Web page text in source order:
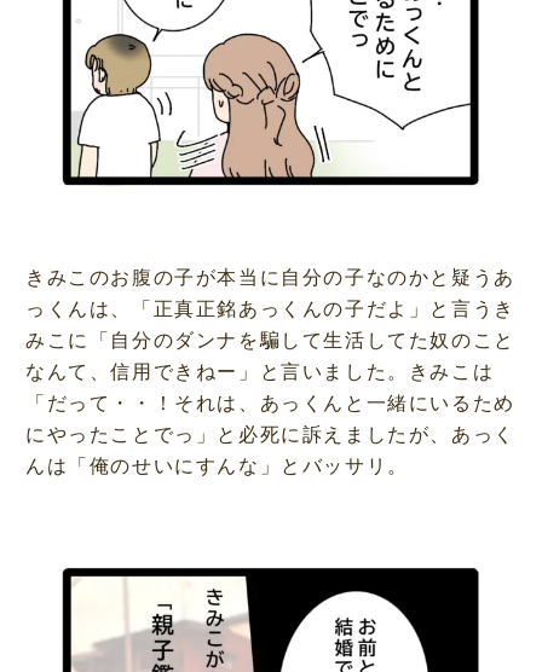
きみこのお腹の子が本当に自分の子なのかと疑うあ
っくんは、「正真正銘あっくんの子だよ」と言うき
みこに「自分のダンナを騙して生活してた奴のこと
なんて、信用できねー」と言いました。きみこは
「だって・・！それは、あっくんと一緒にいるため
にやったことでっ」と必死に訴えましたが、あっく
んは「俺のせいにすんな」とバッサリ。